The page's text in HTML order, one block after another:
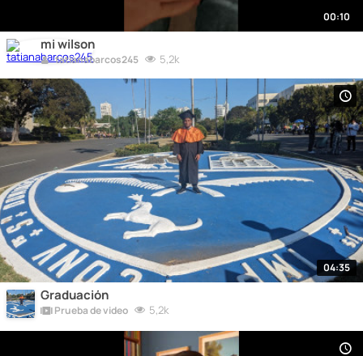
00:10
mi wilson
tatianabarcos245 5,2k
04:35
Graduación
Prueba de video 5,2k